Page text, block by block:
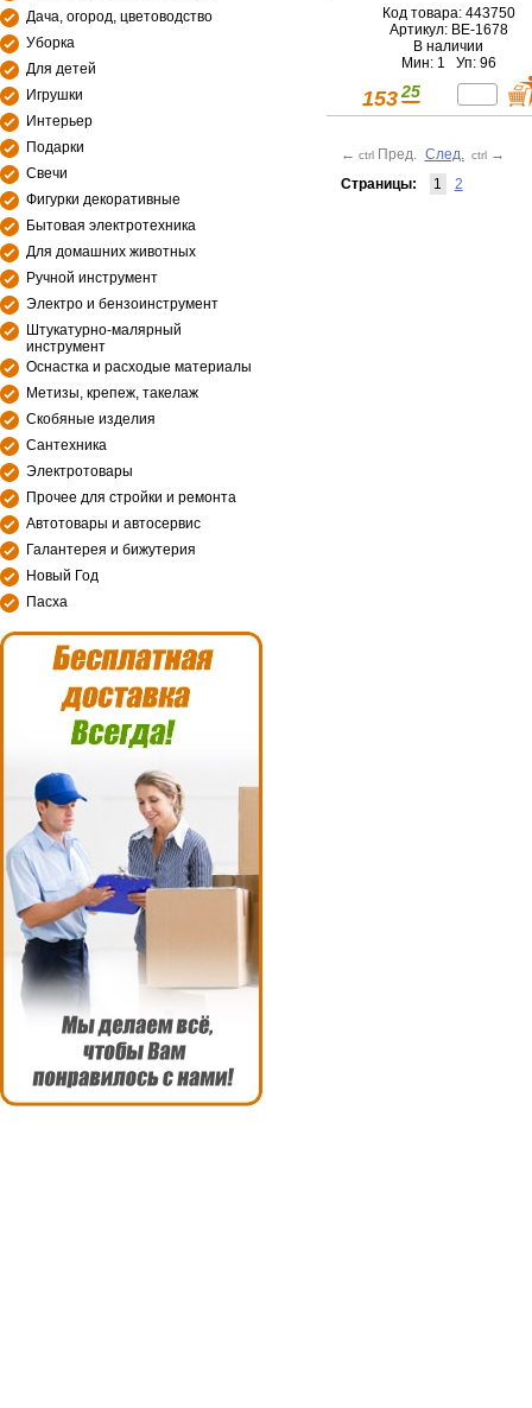
Дача, огород, цветоводство
Уборка
Для детей
Игрушки
Интерьер
Подарки
Свечи
Фигурки декоративные
Бытовая электротехника
Для домашних животных
Ручной инструмент
Электро и бензоинструмент
Штукатурно-малярный
инструмент
Оснастка и расходые материалы
Метизы, крепеж, такелаж
Скобяные изделия
Сантехника
Электротовары
Прочее для стройки и ремонта
Автотовары и автосервис
Галантерея и бижутерия
Новый Год
Пасха
Код товара: 443750
Артикул: BE-1678
В наличии
Мин: 1 Уп: 96
153 25
← ctrl Пред. След. ctrl →
Страницы:
1 2